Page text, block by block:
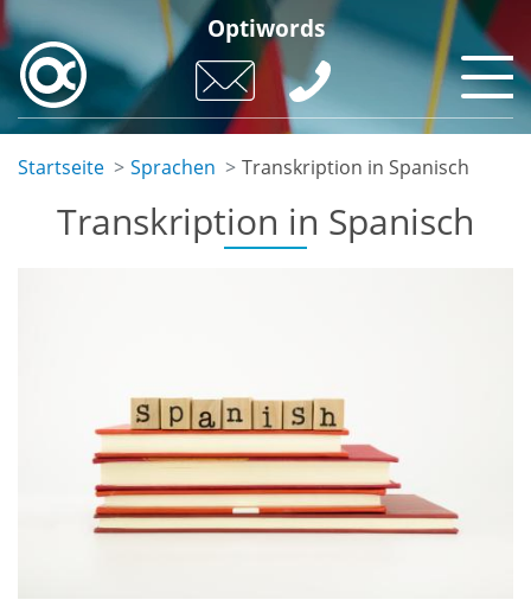
Skip
to
main
content
Optiwords
Startseite Sprachen Transkription in Spanisch
Transkription in Spanisch